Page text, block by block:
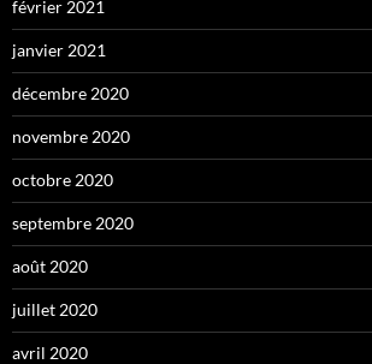
février 2021
janvier 2021
décembre 2020
novembre 2020
octobre 2020
septembre 2020
août 2020
juillet 2020
avril 2020